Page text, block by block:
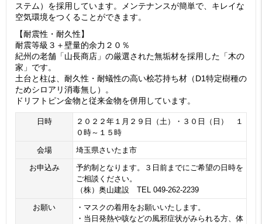
ステム）を採用しています。メンテナンスが簡単で、キレイな
空気環境をつくることができます。
【耐震性・耐久性】
耐震等級３＋壁量的余力２０％
紀州の老舗「山長商店」の厳選された無垢材を採用した「木の
家」です。
土台と柱は、耐久性・耐蟻性の高い桧芯持ち材（D1特定樹種の
ためシロアリ消毒無し）。
ドリフトピン金物と従来金物を併用しています。
日時
２０２２年１月２９日（土）・３０日（日） １
０時～１５時
会場
埼玉県さいたま市
お申込み
予約制となります。３日前までにご希望の日時を
ご相談ください。
（株）奥山建設 TEL 049-262-2239
お願い
・マスクの着用をお願いいたします。
・当日発熱や咳などの風邪症状がみられる方、体